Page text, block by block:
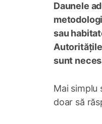
Daunele
sau
sunt
Mai simplu
doar să